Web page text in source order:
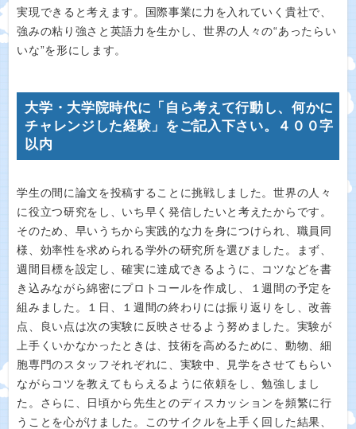
実現できると考えます。国際事業に力を入れていく貴社で、
強みの粘り強さと英語力を生かし、世界の人々の“あったらい
いな”を形にします。
大学・大学院時代に「自ら考えて行動し、何かに
チャレンジした経験」をご記入下さい。４００字
以内
学生の間に論文を投稿することに挑戦しました。世界の人々
に役立つ研究をし、いち早く発信したいと考えたからです。
そのため、早いうちから実践的な力を身につけられ、職員同
様、効率性を求められる学外の研究所を選びました。まず、
週間目標を設定し、確実に達成できるように、コツなどを書
き込みながら綿密にプロトコールを作成し、１週間の予定を
組みました。１日、１週間の終わりには振り返りをし、改善
点、良い点は次の実験に反映させるよう努めました。実験が
上手くいかなかったときは、技術を高めるために、動物、細
胞専門のスタッフそれぞれに、実験中、見学をさせてもらい
ながらコツを教えてもらえるように依頼をし、勉強しまし
た。さらに、日頃から先生とのディスカッションを頻繁に行
うことを心がけました。このサイクルを上手く回した結果、